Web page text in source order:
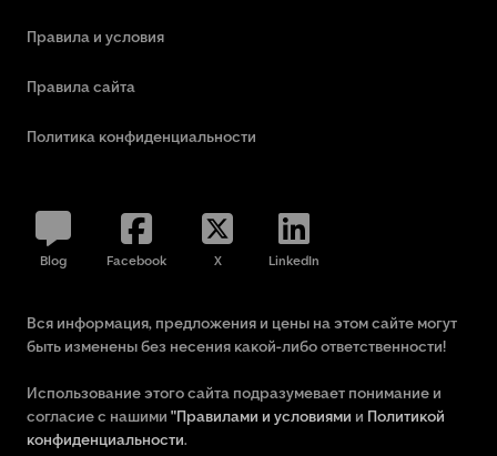
Правила и условия
Правила сайта
Политика конфиденциальности
Blog Facebook X LinkedIn
Вся информация, предложения и цены на этом сайте могут
быть изменены без несения какой-либо ответственности!
Использование этого сайта подразумевает понимание и
согласие с нашими "Правилами и условиями и Политикой
конфиденциальности.